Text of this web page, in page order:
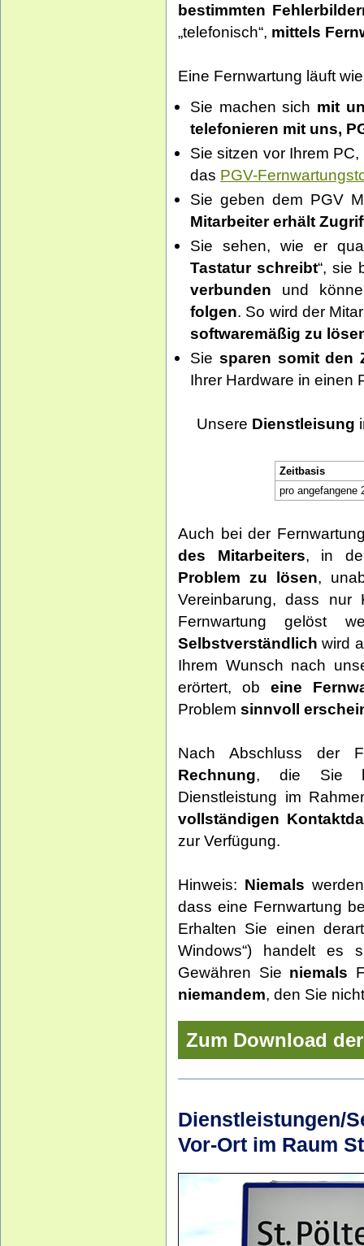
bestimmten
„telefonisch“, mittels
Eine Fernwartung läuft
Sie machen sich mit
telefonieren mit uns,
Sie sitzen vor Ihrem
das PGV-
Sie geben dem PGV
Mitarbeiter erhält
Sie sehen, wie er
Tastatur schreibt“, sie
verbunden und
folgen. So wird der
softwaremäßig zu
Sie sparen somit den
Ihrer Hardware in einen
Unsere Dienstleisung
Zeitbasis
pro angefangene
Auch bei der
des Mitarbeiters, in
Problem zu lösen,
Vereinbarung, dass nur
Fernwartung gelöst
Selbstverständlich wird
Ihrem Wunsch nach
erörtert, ob eine
Problem sinnvoll
Nach Abschluss der
Rechnung, die Sie
Dienstleistung im
vollständigen
zur Verfügung.
Hinweis: Niemals
dass eine Fernwartung
Erhalten Sie einen
Windows“) handelt es
Gewähren Sie niemals
niemandem, den Sie
Zum Download
Dienstleistungen/
Vor-Ort im Raum